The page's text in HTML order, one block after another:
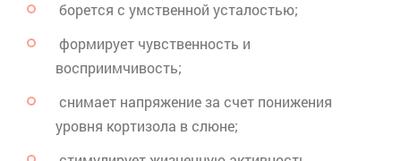
борется с умственной усталостью;
формирует чувственность и
восприимчивость;
снимает напряжение за счет понижения
уровня кортизола в слюне;